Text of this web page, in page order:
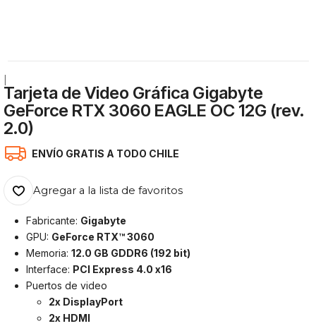
Tarjeta de Video Gráfica Gigabyte
GeForce RTX 3060 EAGLE OC 12G (rev.
2.0)
ENVÍO GRATIS A TODO CHILE
Agregar a la lista de favoritos
Fabricante: Gigabyte
GPU: GeForce RTX™ 3060
Memoria:12.0 GB GDDR6 (192 bit)
Interface: PCI Express 4.0 x16
Puertos de video
2x DisplayPort
2x HDMI